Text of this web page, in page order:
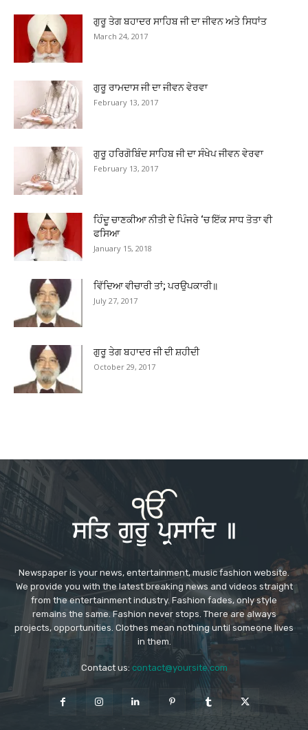
ਗੁਰੂ ਤੇਗ ਬਹਾਦਰ ਸਾਹਿਬ ਜੀ ਦਾ ਜੀਵਨ ਅਤੇ ਸਿਧਾਂਤ
March 24, 2017
ਗੁਰੂ ਰਾਮਦਾਸ ਜੀ ਦਾ ਜੀਵਨ ਵੇਰਵਾ
February 13, 2017
ਗੁਰੂ ਹਰਿਗੋਬਿੰਦ ਸਾਹਿਬ ਜੀ ਦਾ ਸੰਖੇਪ ਜੀਵਨ ਵੇਰਵਾ
February 13, 2017
ਹਿੰਦੂ ਚਾਣਕੀਆ ਨੀਤੀ ਦੇ ਪਿੰਜਰੇ ‘ਚ ਇੱਕ ਸਾਧ ਤੋਤਾ ਵੀ
ਫਸਿਆ
January 15, 2018
ਵਿੱਦਿਆ ਵੀਚਾਰੀ ਤਾਂ; ਪਰਉਪਕਾਰੀ॥
July 27, 2017
ਗੁਰੂ ਤੇਗ ਬਹਾਦਰ ਜੀ ਦੀ ਸ਼ਹੀਦੀ
October 29, 2017
Newspaper is your news, entertainment, music fashion website.
We provide you with the latest breaking news and videos straight
from the entertainment industry. Fashion fades, only style
remains the same. Fashion never stops. There are always
projects, opportunities. Clothes mean nothing until someone lives
in them.
Contact us: contact@yoursite.com